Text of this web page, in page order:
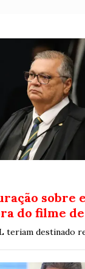
sobre
do filme
teriam destinado